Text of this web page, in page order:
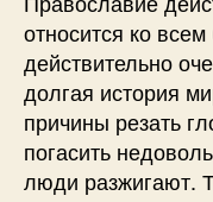
относится ко
действительно
долгая история
причины резать
погасить
люди разжигают.